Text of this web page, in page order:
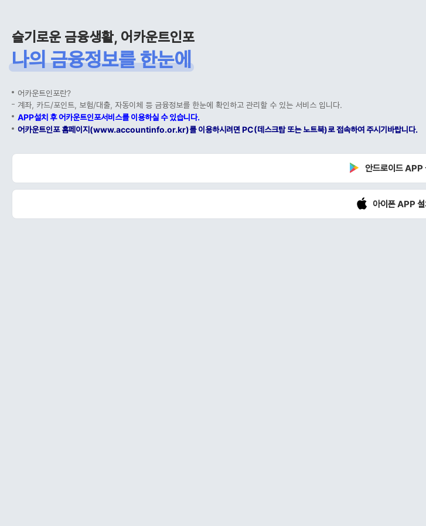
슬기로운 금융생활, 어카운트인포
나의 금융정보를 한눈에
어카운트인포란?
계좌, 카드/포인트, 보험/대출, 자동이체 등 금융정보를 한눈에 확인하고 관리할 수 있는 서비스 입니다.
APP설치 후 어카운트인포서비스를 이용하실 수 있습니다.
어카운트인포 홈페이지(www.accountinfo.or.kr)를 이용하시려면 PC(데스크탑 또는 노트북)로 접속하여 주시기바랍니다.
안드로이드 APP
아이폰 APP 설